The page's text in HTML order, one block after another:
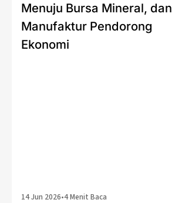
Menuju Bursa Mineral, dan
Manufaktur Pendorong
Ekonomi
14 Jun 2026•4 Menit Baca